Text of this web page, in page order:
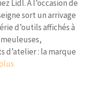
Lidl. À l’occasion de
sort un arrivage
d’outils affichés à
d’atelier : la marque